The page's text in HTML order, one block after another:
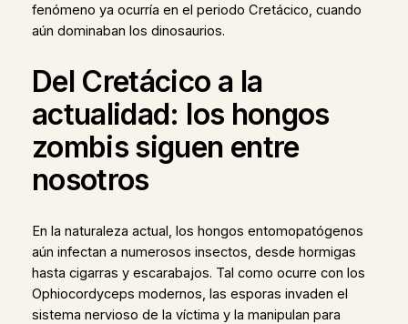
fenómeno ya ocurría en el periodo Cretácico, cuando
aún dominaban los dinosaurios.
Del Cretácico a la
actualidad: los hongos
zombis siguen entre
nosotros
En la naturaleza actual, los hongos entomopatógenos
aún infectan a numerosos insectos, desde hormigas
hasta cigarras y escarabajos. Tal como ocurre con los
Ophiocordyceps modernos, las esporas invaden el
sistema nervioso de la víctima y la manipulan para